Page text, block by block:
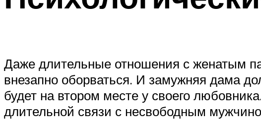
Даже длительные отношения с женатым
внезапно оборваться. И замужняя дама
будет на втором месте у своего
длительной связи с несвободным